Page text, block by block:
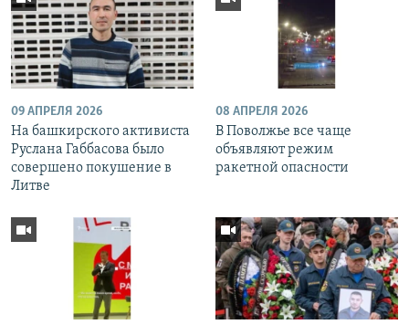
09 АПРЕЛЯ 2026
На башкирского активиста
Руслана Габбасова было
совершено покушение в
Литве
08 АПРЕЛЯ 2026
В Поволжье все чаще
объявляют режим
ракетной опасности